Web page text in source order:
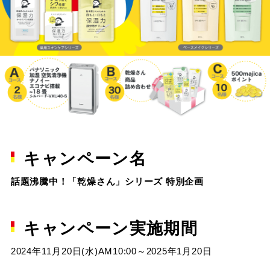
キャンペーン名
話題沸騰中！「乾燥さん」シリーズ 特別企画
キャンペーン実施期間
2024年11月20日(水)AM10:00～2025年1月20日